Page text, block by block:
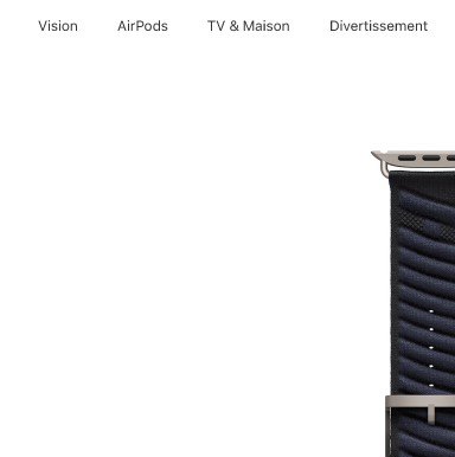
Vision AirPods TV & Maison Divertissements